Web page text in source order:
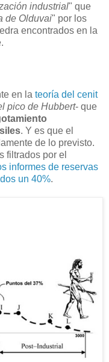
industrial" que
de Olduvai" por los
encontrados en la
en la teoría del cenit
pico de Hubbert- que
. Y es que el
de lo previsto.
filtrados por el
informes de reservas
un 40%.